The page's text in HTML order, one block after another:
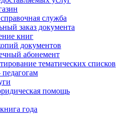
служба
заказ документа
книг
документов
абонемент
тематических списков
помощь
года